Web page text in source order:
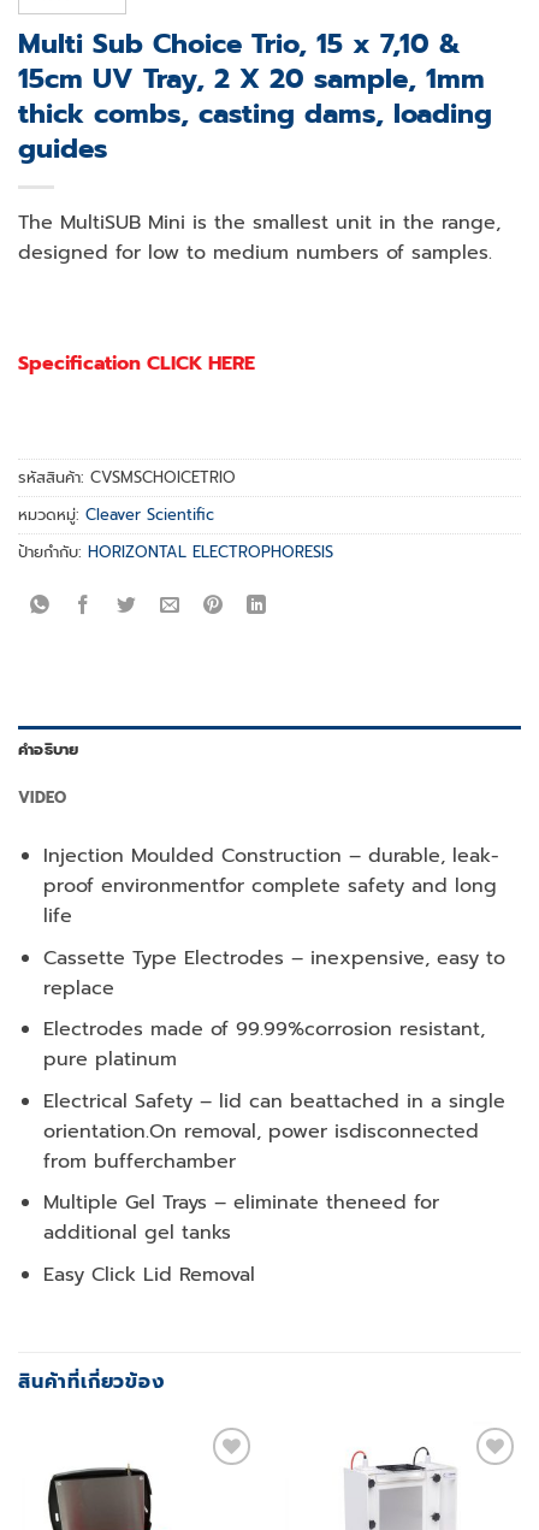
Multi Sub Choice Trio, 15 x 7,10 &
15cm UV Tray, 2 X 20 sample, 1mm
thick combs, casting dams, loading
guides
The MultiSUB Mini is the smallest unit in the range,
designed for low to medium numbers of samples.
Specification CLICK HERE
รหัสสินค้า: CVSMSCHOICETRIO
หมวดหมู่: Cleaver Scientific
ป้ายกำกับ: HORIZONTAL ELECTROPHORESIS
คำอธิบาย
VIDEO
Injection Moulded Construction – durable, leak-
proof environmentfor complete safety and long
life
Cassette Type Electrodes – inexpensive, easy to
replace
Electrodes made of 99.99%corrosion resistant,
pure platinum
Electrical Safety – lid can beattached in a single
orientation.On removal, power isdisconnected
from bufferchamber
Multiple Gel Trays – eliminate theneed for
additional gel tanks
Easy Click Lid Removal
สินค้าที่เกี่ยวข้อง